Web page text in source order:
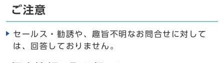
ご注意
セールス・勧誘や、趣旨不明なお問合せに対して
は、回答しておりません。